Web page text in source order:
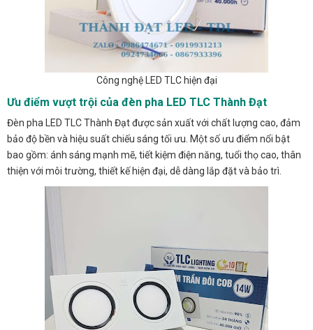
Công nghệ LED TLC hiện đại
Ưu điểm vượt trội của đèn pha LED TLC Thành Đạt
Đèn pha LED TLC Thành Đạt được sản xuất với chất lượng cao, đảm
bảo độ bền và hiệu suất chiếu sáng tối ưu. Một số ưu điểm nổi bật
bao gồm: ánh sáng mạnh mẽ, tiết kiệm điện năng, tuổi thọ cao, thân
thiện với môi trường, thiết kế hiện đại, dễ dàng lắp đặt và bảo trì.